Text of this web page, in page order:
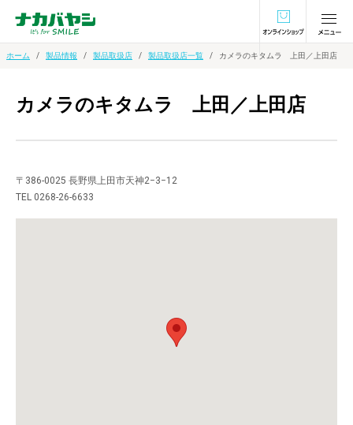
オンラインショ
ホーム 製品情報 製品取扱店 製品取扱店一覧 カメラのキタムラ 上田／上田店
カメラのキタムラ 上田／上田店
〒386-0025 長野県上田市天神2−3−12
TEL 0268-26-6633